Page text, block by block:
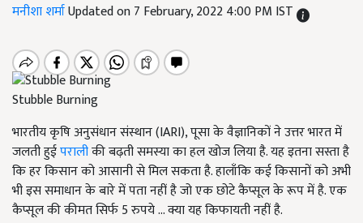
मनीशा शर्माUpdated on 7 February, 2022 4:00 PM IST
Stubble Burning
भारतीय कृषि अनुसंधान संस्थान (IARI), पूसा के वैज्ञानिकों ने उत्तर भारत में
जलती हुईपरालीकी बढ़ती समस्या का हल खोज लिया है. यह इतना सस्ता है
कि हर किसान को आसानी से मिल सकता है. हालाँकि कई किसानों को अभी
भी इस समाधान के बारे में पता नहीं है जो एक छोटे कैप्सूल के रूप में है. एक
कैप्सूल की कीमत सिर्फ 5 रुपये ... क्या यह किफायती नहीं है.